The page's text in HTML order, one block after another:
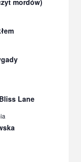
mordów)
Lane